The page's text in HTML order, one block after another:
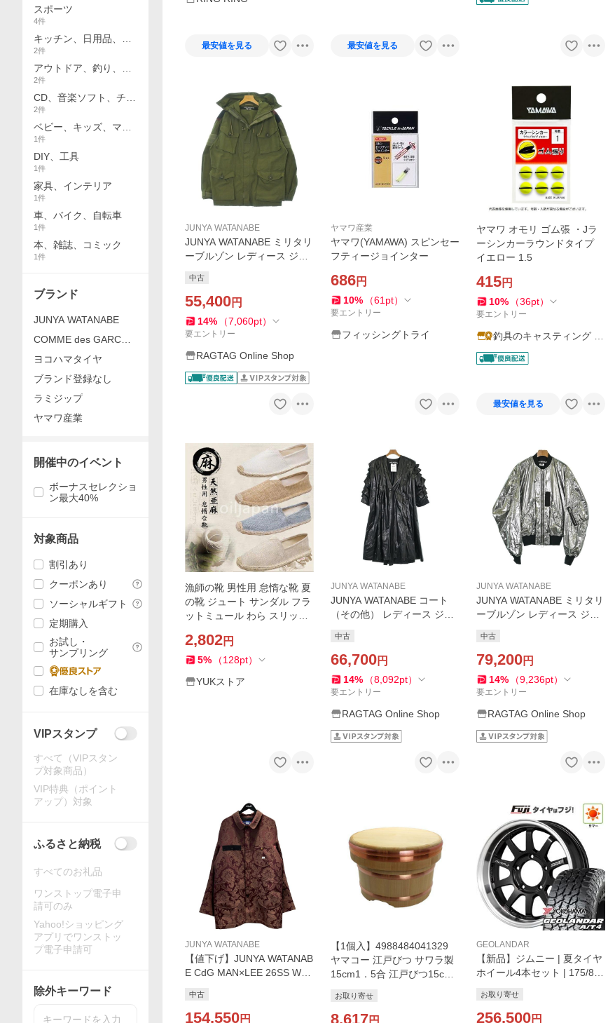
最安値を見る 最安値を見る
JUNYA WATANABE
JUNYA WATANABE ミリタリ
ーブルゾン レディース ジュ
中古
55,400円
14% （7,060pt）
要エントリー
RAGTAG Online Shop
ヤマワ産業
ヤマワ(YAMAWA) スピンセー
フティージョインター
686円
10% （61 pt）
要エントリー
フィッシングトライ
ヤマワ オモリ ゴム張 ・Jラ
ーシンカーラウンドタイプ
イエロー 1.5
415円
10% （36pt）
要エントリー
釣具のキャスティング ヤ
フー店
最安値を見る
漁師の靴 男性用 怠惰な靴 夏
の靴 ジュート サンダル フラ
ットミュール わら スリッポ
リッポン サンダル 通勤
2,802円
5% （128pt）
YUKストア
JUNYA WATANABE
JUNYA WATANABE コート
（その他） レディース ジュ
中古
66,700円
14% （8,092pt）
要エントリー
RAGTAG Online Shop
JUNYA WATANABE
JUNYA WATANABE ミリタリ
ーブルゾン レディース ジュ
中古
79,200円
14% （9,236pt）
要エントリー
RAGTAG Online Shop
JUNYA WATANABE
【値下げ】JUNYA WATANAB
E CdG MAN×LEE 26SS W-N
クジャケット WQ-C005
中古
154,550円
【1個入】4988484041329
ヤマコー 江戸びつ サワラ製
15cm1．5合 江戸びつ15cm
お取り寄せ
8,617円
GEOLANDAR
【新品】ジムニー | 夏タイヤ
ホイール4本セット | 175/80
A/T4 G018 WL/RBL | RAYS
レイズ A LAP-J FORGED |
お取り寄せ
256,500円
スポーツ
4件
キッチン、日用品、文
具
2件
アウトドア、釣り、旅
行用品
2件
CD、音楽ソフト、チケ
ット
2件
ベビー、キッズ、マタ
ニティ
1件
DIY、工具
1件
家具、インテリア
1件
車、バイク、自転車
1件
本、雑誌、コミック
1件
ブランド
JUNYA WATANABE
COMME des GARCON
ヨコハマタイヤ
ブランド登録なし
ラミジップ
ヤマワ産業
開催中のイベント
ボーナスセレクショ
ン最大40%
対象商品
割引あり
クーポンあり
ソーシャルギフト
定期購入
お試し・
サンプリング
在庫なしを含む
VIPスタンプ
すべて（VIPスタン
プ対象商品）
VIP特典（ポイント
アップ）対象
ふるさと納税
すべてのお礼品
ワンストップ電子申
請可のみ
Yahoo!ショッピング
アプリでワンストッ
プ電子申請可
除外キーワード